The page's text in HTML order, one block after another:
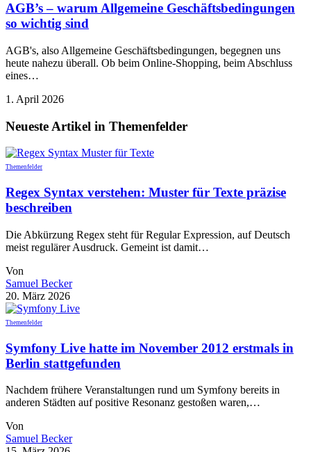
AGB’s – warum Allgemeine Geschäftsbedingungen
so wichtig sind
AGB's, also Allgemeine Geschäftsbedingungen, begegnen uns
heute nahezu überall. Ob beim Online-Shopping, beim Abschluss
eines…
1. April 2026
Neueste Artikel in Themenfelder
Themenfelder
Regex Syntax verstehen: Muster für Texte präzise
beschreiben
Die Abkürzung Regex steht für Regular Expression, auf Deutsch
meist regulärer Ausdruck. Gemeint ist damit…
Von
Samuel Becker
20. März 2026
Themenfelder
Symfony Live hatte im November 2012 erstmals in
Berlin stattgefunden
Nachdem frühere Veranstaltungen rund um Symfony bereits in
anderen Städten auf positive Resonanz gestoßen waren,…
Von
Samuel Becker